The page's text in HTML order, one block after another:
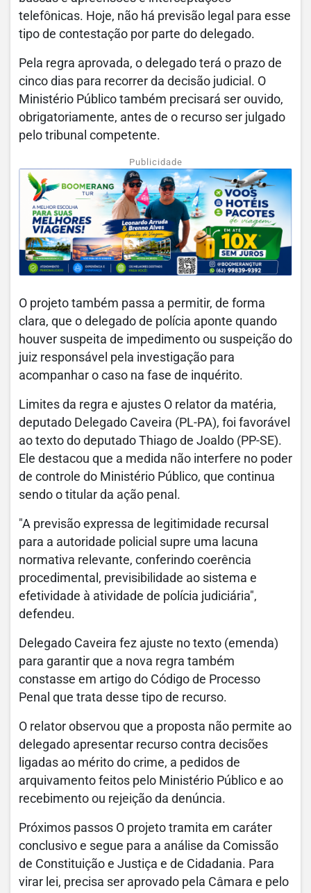
telefônicas. Hoje, não há previsão legal para esse
tipo de contestação por parte do delegado.
Pela regra aprovada, o delegado terá o prazo de
cinco dias para recorrer da decisão judicial. O
Ministério Público também precisará ser ouvido,
obrigatoriamente, antes de o recurso ser julgado
pelo tribunal competente.
Publicidade
O projeto também passa a permitir, de forma
clara, que o delegado de polícia aponte quando
houver suspeita de impedimento ou suspeição do
juiz responsável pela investigação para
acompanhar o caso na fase de inquérito.
Limites da regra e ajustes O relator da matéria,
deputado Delegado Caveira (PL-PA), foi favorável
ao texto do deputado Thiago de Joaldo (PP-SE).
Ele destacou que a medida não interfere no poder
de controle do Ministério Público, que continua
sendo o titular da ação penal.
"A previsão expressa de legitimidade recursal
para a autoridade policial supre uma lacuna
normativa relevante, conferindo coerência
procedimental, previsibilidade ao sistema e
efetividade à atividade de polícia judiciária",
defendeu.
Delegado Caveira fez ajuste no texto (emenda)
para garantir que a nova regra também
constasse em artigo do Código de Processo
Penal que trata desse tipo de recurso.
O relator observou que a proposta não permite ao
delegado apresentar recurso contra decisões
ligadas ao mérito do crime, a pedidos de
arquivamento feitos pelo Ministério Público e ao
recebimento ou rejeição da denúncia.
Próximos passos O projeto tramita em caráter
conclusivo e segue para a análise da Comissão
de Constituição e Justiça e de Cidadania. Para
virar lei, precisa ser aprovado pela Câmara e pelo